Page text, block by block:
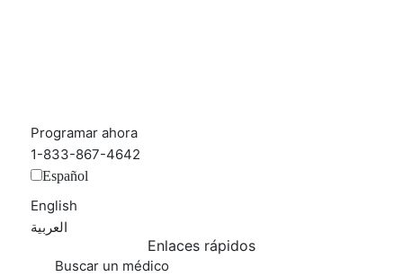
Programar ahora
1-833-867-4642
Español
English
العربية‏
Enlaces rápidos
Buscar un médico